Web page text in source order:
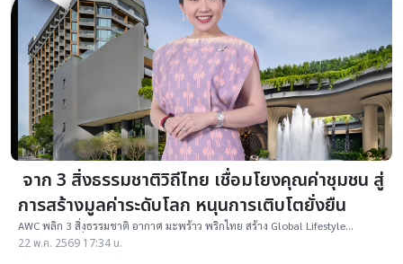
จาก 3 สิ่งธรรมชาติวิถีไทย เชื่อมโยงคุณค่าชุมชน สู่
การสร้างมูลค่าระดับโลก หนุนการเติบโตยั่งยืน
AWC พลิก 3 สิ่งธรรมชาติ อากาศ มะพร้าว พริกไทย สร้าง Global Lifestyle
Destination เชื่อมชุมชน วัฒนธรรม และ ESG คว้า S&P Global- DJSI 4 ปีซ้อน
22 พ.ค. 2569 17:34 น.